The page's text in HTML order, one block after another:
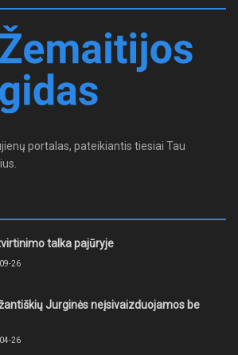
portalas, pateikiantis tiesiai Tau
talka pajūryje
26
Jurginės neįsivaizduojamos be
26